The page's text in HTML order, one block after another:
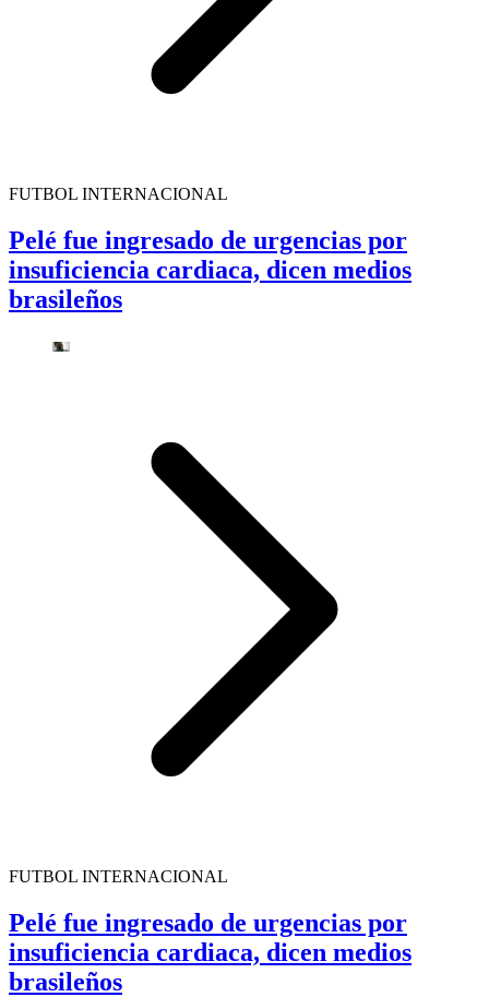
FUTBOL INTERNACIONAL
Pelé fue ingresado de urgencias por
insuficiencia cardiaca, dicen medios
brasileños
FUTBOL INTERNACIONAL
Pelé fue ingresado de urgencias por
insuficiencia cardiaca, dicen medios
brasileños